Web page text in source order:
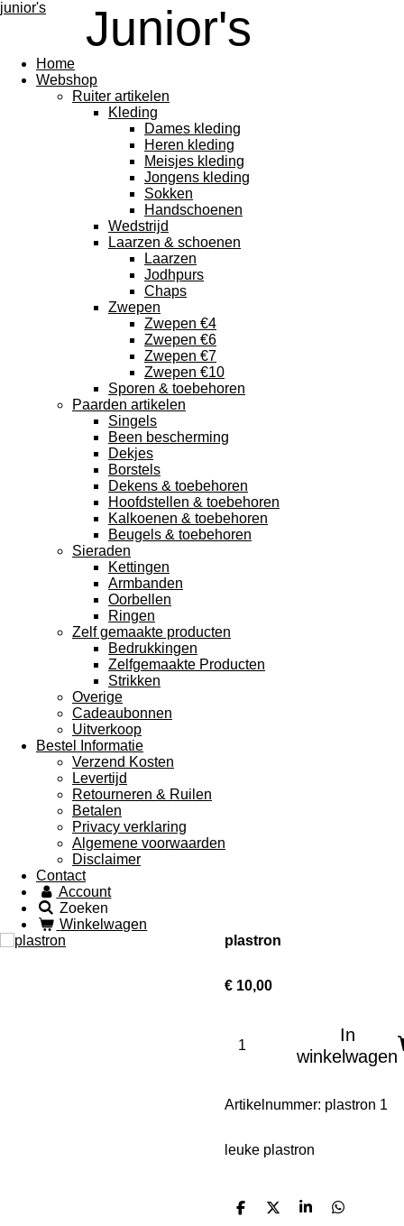
Junior's
Home
Webshop
Ruiter artikelen
Kleding
Dames kleding
Heren kleding
Meisjes kleding
Jongens kleding
Sokken
Handschoenen
Wedstrijd
Laarzen & schoenen
Laarzen
Jodhpurs
Chaps
Zwepen
Zwepen €4
Zwepen €6
Zwepen €7
Zwepen €10
Sporen & toebehoren
Paarden artikelen
Singels
Been bescherming
Dekjes
Borstels
Dekens & toebehoren
Hoofdstellen & toebehoren
Kalkoenen & toebehoren
Beugels & toebehoren
Sieraden
Kettingen
Armbanden
Oorbellen
Ringen
Zelf gemaakte producten
Bedrukkingen
Zelfgemaakte Producten
Strikken
Overige
Cadeaubonnen
Uitverkoop
Bestel Informatie
Verzend Kosten
Levertijd
Retourneren & Ruilen
Betalen
Privacy verklaring
Algemene voorwaarden
Disclaimer
Contact
Account
Zoeken
Winkelwagen
plastron
€ 10,00
In
winkelwagen
Artikelnummer: plastron 1
leuke plastron
D
D
S
D